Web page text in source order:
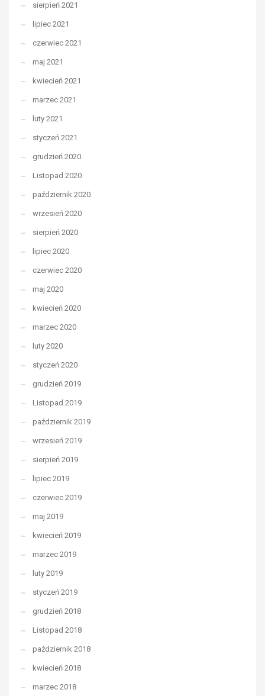
sierpień 2021
lipiec 2021
czerwiec 2021
maj 2021
kwiecień 2021
marzec 2021
luty 2021
styczeń 2021
grudzień 2020
Listopad 2020
październik 2020
wrzesień 2020
sierpień 2020
lipiec 2020
czerwiec 2020
maj 2020
kwiecień 2020
marzec 2020
luty 2020
styczeń 2020
grudzień 2019
Listopad 2019
październik 2019
wrzesień 2019
sierpień 2019
lipiec 2019
czerwiec 2019
maj 2019
kwiecień 2019
marzec 2019
luty 2019
styczeń 2019
grudzień 2018
Listopad 2018
październik 2018
kwiecień 2018
marzec 2018